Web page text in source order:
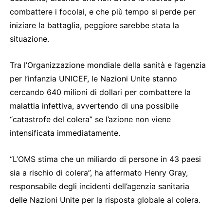
combattere i focolai, e che più tempo si perde per
iniziare la battaglia, peggiore sarebbe stata la
situazione.
Tra l’Organizzazione mondiale della sanità e l’agenzia
per l’infanzia UNICEF, le Nazioni Unite stanno
cercando 640 milioni di dollari per combattere la
malattia infettiva, avvertendo di una possibile
“catastrofe del colera” se l’azione non viene
intensificata immediatamente.
“L’OMS stima che un miliardo di persone in 43 paesi
sia a rischio di colera”, ha affermato Henry Gray,
responsabile degli incidenti dell’agenzia sanitaria
delle Nazioni Unite per la risposta globale al colera.